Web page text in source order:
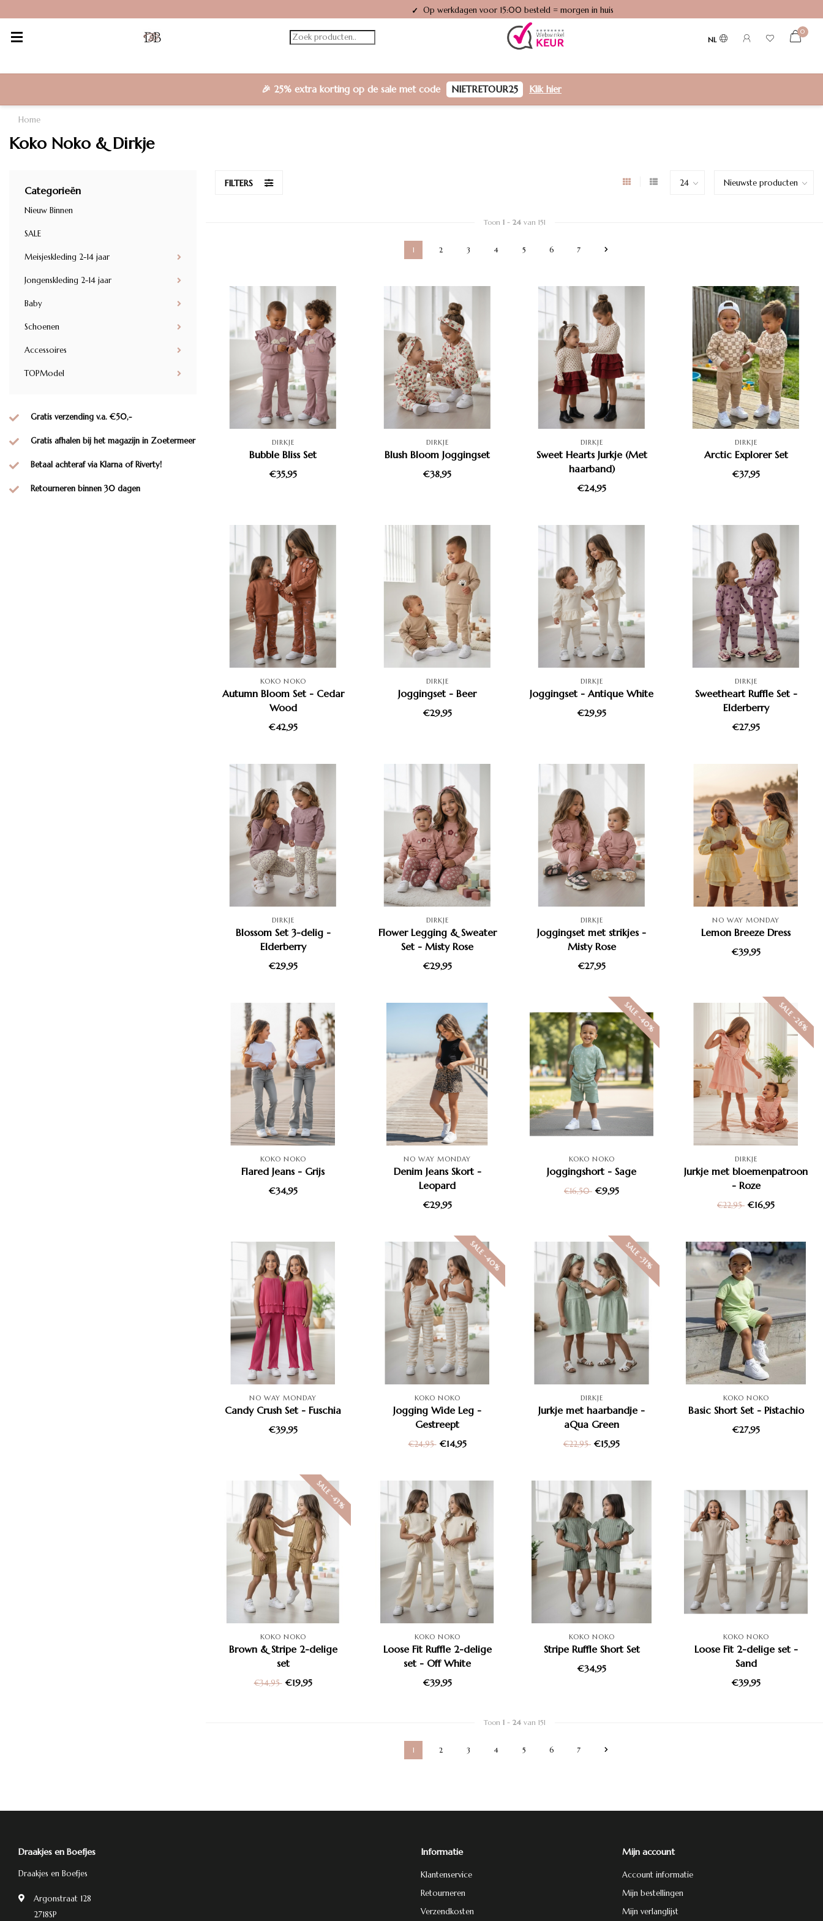
✓ Gratis verzending vanaf €50,-
NL
0
🎉 25% extra korting op de sale met code NIETRETOUR25 Klik hier
Home
Koko Noko & Dirkje
Categorieën
Nieuw Binnen
SALE
Meisjeskleding 2-14 jaar
Jongenskleding 2-14 jaar
Baby
Schoenen
Accessoires
TOPModel
Gratis verzending v.a. €50,-
Gratis afhalen bij het magazijn in Zoetermeer
Betaal achteraf via Klarna of Riverty!
Retourneren binnen 30 dagen
FILTERS
Toon 1- 24van 151
1 2 3 4 5 6 7
DIRKJE
Bubble Bliss Set
€35,95
DIRKJE
Blush Bloom Joggingset
€38,95
DIRKJE
Sweet Hearts Jurkje (Met
haarband)
€24,95
DIRKJE
Arctic Explorer Set
€37,95
KOKO NOKO
Autumn Bloom Set - Cedar
Wood
€42,95
DIRKJE
Joggingset - Beer
€29,95
DIRKJE
Joggingset - Antique White
€29,95
DIRKJE
Sweetheart Ruffle Set -
Elderberry
€27,95
DIRKJE
Blossom Set 3-delig -
Elderberry
€29,95
DIRKJE
Flower Legging & Sweater
Set - Misty Rose
€29,95
DIRKJE
Joggingset met strikjes -
Misty Rose
€27,95
NO WAY MONDAY
Lemon Breeze Dress
€39,95
KOKO NOKO
Flared Jeans - Grijs
€34,95
NO WAY MONDAY
Denim Jeans Skort -
Leopard
€29,95
SALE -40%
KOKO NOKO
Joggingshort - Sage
€16,50 €9,95
SALE -26%
DIRKJE
Jurkje met bloemenpatroon
- Roze
€22,95 €16,95
NO WAY MONDAY
Candy Crush Set - Fuschia
€39,95
SALE -40%
KOKO NOKO
Jogging Wide Leg -
Gestreept
€24,95 €14,95
SALE -31%
DIRKJE
Jurkje met haarbandje -
aQua Green
€22,95 €15,95
KOKO NOKO
Basic Short Set - Pistachio
€27,95
SALE -43%
KOKO NOKO
Brown & Stripe 2-delige
set
€34,95 €19,95
KOKO NOKO
Loose Fit Ruffle 2-delige
set - Off White
€39,95
KOKO NOKO
Stripe Ruffle Short Set
€34,95
KOKO NOKO
Loose Fit 2-delige set -
Sand
€39,95
Toon 1- 24van 151
1 2 3 4 5 6 7
Draakjes en Boefjes
Draakjes en Boefjes
Argonstraat 128
2718SP
Informatie
Klantenservice
Retourneren
Verzendkosten
Mijn account
Account informatie
Mijn bestellingen
Mijn verlanglijst